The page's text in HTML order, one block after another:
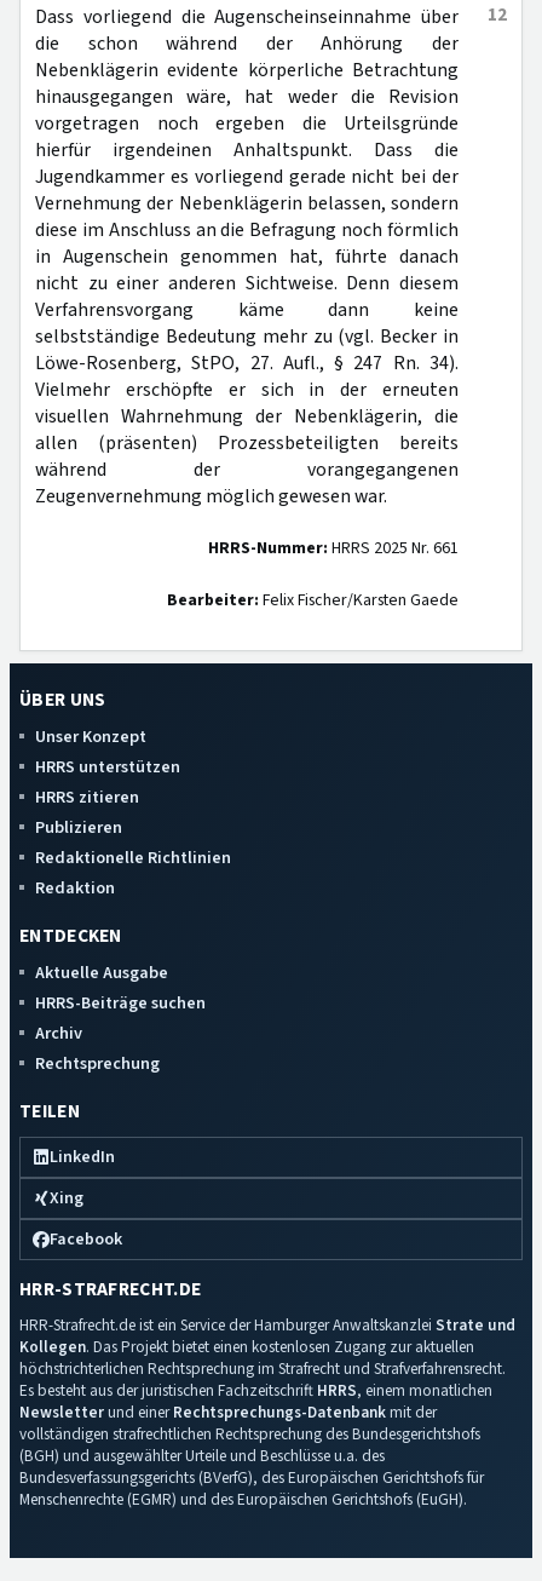
12
Dass vorliegend die Augenscheinseinnahme über
die schon während der Anhörung der
Nebenklägerin evidente körperliche Betrachtung
hinausgegangen wäre, hat weder die Revision
vorgetragen noch ergeben die Urteilsgründe
hierfür irgendeinen Anhaltspunkt. Dass die
Jugendkammer es vorliegend gerade nicht bei der
Vernehmung der Nebenklägerin belassen, sondern
diese im Anschluss an die Befragung noch förmlich
in Augenschein genommen hat, führte danach
nicht zu einer anderen Sichtweise. Denn diesem
Verfahrensvorgang käme dann keine
selbstständige Bedeutung mehr zu (vgl. Becker in
Löwe-Rosenberg, StPO, 27. Aufl., § 247 Rn. 34).
Vielmehr erschöpfte er sich in der erneuten
visuellen Wahrnehmung der Nebenklägerin, die
allen (präsenten) Prozessbeteiligten bereits
während der vorangegangenen
Zeugenvernehmung möglich gewesen war.
HRRS-Nummer: HRRS 2025 Nr. 661
Bearbeiter: Felix Fischer/Karsten Gaede
ÜBER UNS
Unser Konzept
HRRS unterstützen
HRRS zitieren
Publizieren
Redaktionelle Richtlinien
Redaktion
ENTDECKEN
Aktuelle Ausgabe
HRRS-Beiträge suchen
Archiv
Rechtsprechung
TEILEN
LinkedIn
Xing
Facebook
HRR-STRAFRECHT.DE
HRR-Strafrecht.de ist ein Service der Hamburger Anwaltskanzlei Strate und
Kollegen. Das Projekt bietet einen kostenlosen Zugang zur aktuellen
höchstrichterlichen Rechtsprechung im Strafrecht und Strafverfahrensrecht.
Es besteht aus der juristischen Fachzeitschrift HRRS, einem monatlichen
Newsletterund einerRechtsprechungs-Datenbankmit der
vollständigen strafrechtlichen Rechtsprechung des Bundesgerichtshofs
(BGH) und ausgewählter Urteile und Beschlüsse u.a. des
Bundesverfassungsgerichts (BVerfG), des Europäischen Gerichtshofs für
Menschenrechte (EGMR) und des Europäischen Gerichtshofs (EuGH).